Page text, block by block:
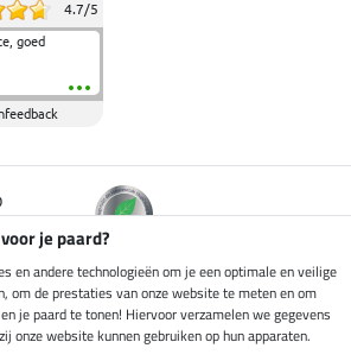
4.7/5
goed
je paard?
en andere technologieën om je een optimale en veilige
om de prestaties van onze website te meten en om
je paard te tonen! Hiervoor verzamelen we gegevens
onze website kunnen gebruiken op hun apparaten.